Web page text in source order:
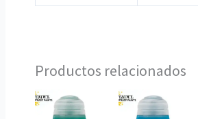
Productos relacionados